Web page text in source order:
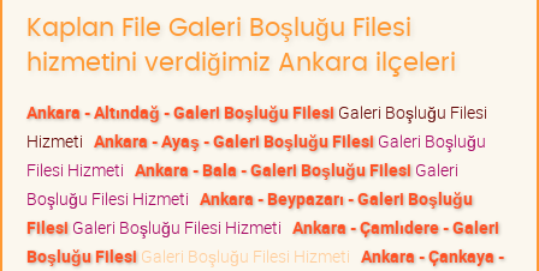
Kaplan File Galeri Boşluğu Filesi
hizmetini verdiğimiz Ankara ilçeleri
Ankara - Altındağ - Galeri Boşluğu Filesi Galeri Boşluğu Filesi
Hizmeti Ankara - Ayaş - Galeri Boşluğu Filesi Galeri Boşluğu
Filesi Hizmeti Ankara - Bala - Galeri Boşluğu Filesi Galeri
Boşluğu Filesi Hizmeti Ankara - Beypazarı - Galeri Boşluğu
Filesi Galeri Boşluğu Filesi Hizmeti Ankara - Çamlıdere - Galeri
Boşluğu Filesi Galeri Boşluğu Filesi Hizmeti Ankara - Çankaya -